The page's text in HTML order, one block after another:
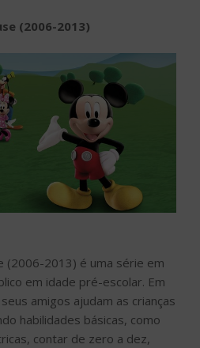
(2006-2013)
(2006-2013) é uma série em
em idade pré-escolar. Em
amigos ajudam as crianças
habilidades básicas, como
contar de zero a dez,